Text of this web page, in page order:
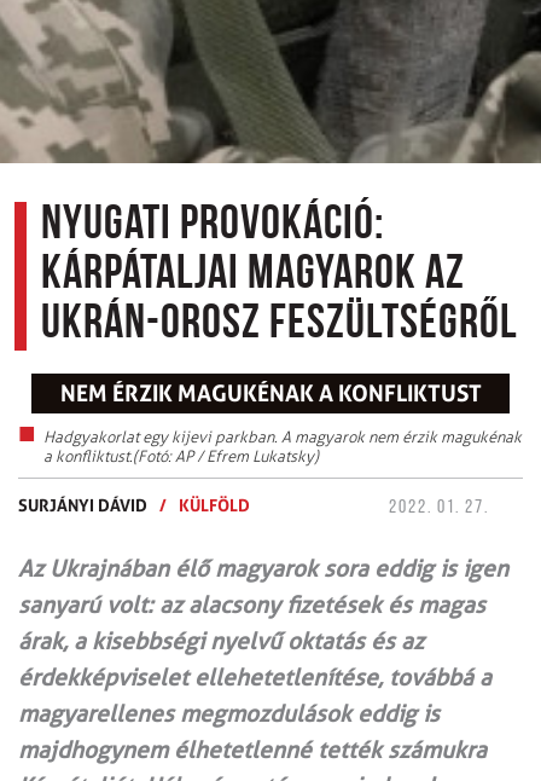
Nyugati provokáció:
kárpátaljai magyarok az
ukrán-orosz feszültségről
NEM ÉRZIK MAGUKÉNAK A KONFLIKTUST
Hadgyakorlat egy kijevi parkban. A magyarok nem érzik magukénak
a konfliktust.(Fotó: AP / Efrem Lukatsky)
SURJÁNYI DÁVID / KÜLFÖLD 2022. 01. 27.
Az Ukrajnában élő magyarok sora eddig is igen
sanyarú volt: az alacsony fizetések és magas
árak, a kisebbségi nyelvű oktatás és az
érdekképviselet ellehetetlenítése, továbbá a
magyarellenes megmozdulások eddig is
majdhogynem élhetetlenné tették számukra